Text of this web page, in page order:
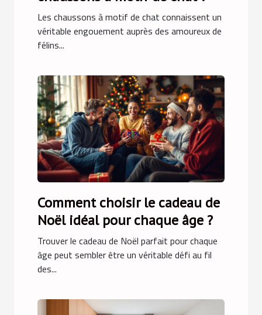
Les chaussons à motif de chat connaissent un
véritable engouement auprès des amoureux de
félins...
Comment choisir le cadeau de
Noël idéal pour chaque âge ?
Trouver le cadeau de Noël parfait pour chaque
âge peut sembler être un véritable défi au fil
des...